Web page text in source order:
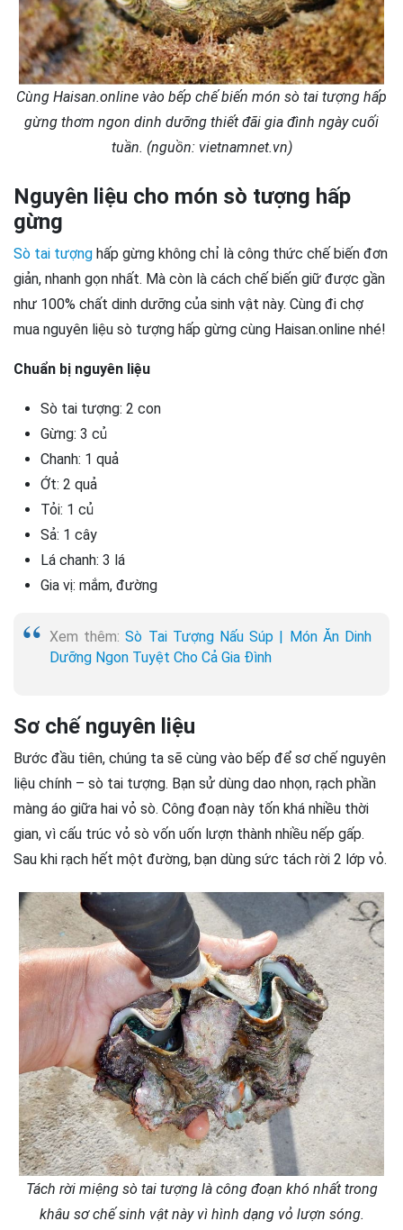
Cùng Haisan.online vào bếp chế biến món sò tai tượng hấp
gừng thơm ngon dinh dưỡng thiết đãi gia đình ngày cuối
tuần. (nguồn: vietnamnet.vn)
Nguyên liệu cho món sò tượng hấp
gừng
Sò tai tượng hấp gừng không chỉ là công thức chế biến đơn
giản, nhanh gọn nhất. Mà còn là cách chế biến giữ được gần
như 100% chất dinh dưỡng của sinh vật này. Cùng đi chợ
mua nguyên liệu sò tượng hấp gừng cùng Haisan.online nhé!
Chuẩn bị nguyên liệu
Sò tai tượng: 2 con
Gừng: 3 củ
Chanh: 1 quả
Ớt: 2 quả
Tỏi: 1 củ
Sả: 1 cây
Lá chanh: 3 lá
Gia vị: mắm, đường
Xem thêm:Sò Tai Tượng Nấu Súp | Món Ăn Dinh
Dưỡng Ngon Tuyệt Cho Cả Gia Đình
Sơ chế nguyên liệu
Bước đầu tiên, chúng ta sẽ cùng vào bếp để sơ chế nguyên
liệu chính – sò tai tượng. Bạn sử dùng dao nhọn, rạch phần
màng áo giữa hai vỏ sò. Công đoạn này tốn khá nhiều thời
gian, vì cấu trúc vỏ sò vốn uốn lượn thành nhiều nếp gấp.
Sau khi rạch hết một đường, bạn dùng sức tách rời 2 lớp vỏ.
Tách rời miệng sò tai tượng là công đoạn khó nhất trong
khâu sơ chế sinh vật này vì hình dạng vỏ lượn sóng.